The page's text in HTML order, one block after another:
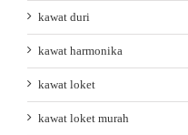
kawat duri
kawat harmonika
kawat loket
kawat loket murah